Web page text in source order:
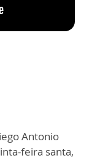
Antonio
feira santa,